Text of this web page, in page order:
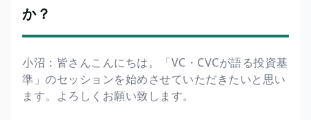
か？
小沼：皆さんこんにちは。「VC・CVCが語る投資基
準」のセッションを始めさせていただきたいと思い
ます。よろしくお願い致します。